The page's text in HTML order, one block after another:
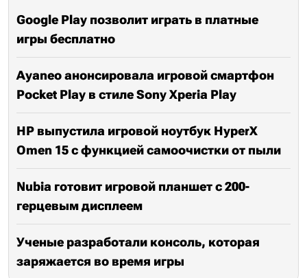
Google Play позволит играть в платные
игры бесплатно
Ayaneo анонсировала игровой смартфон
Pocket Play в стиле Sony Xperia Play
HP выпустила игровой ноутбук HyperX
Omen 15 с функцией самоочистки от пыли
Nubia готовит игровой планшет с 200-
герцевым дисплеем
Ученые разработали консоль, которая
заряжается во время игры